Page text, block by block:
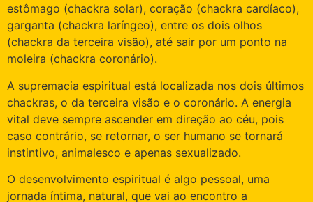
estômago (chackra solar), coração (chackra cardíaco),
garganta (chackra laríngeo), entre os dois olhos
(chackra da terceira visão), até sair por um ponto na
moleira (chackra coronário).
A supremacia espiritual está localizada nos dois últimos
chackras, o da terceira visão e o coronário. A energia
vital deve sempre ascender em direção ao céu, pois
caso contrário, se retornar, o ser humano se tornará
instintivo, animalesco e apenas sexualizado.
O desenvolvimento espiritual é algo pessoal, uma
jornada íntima, natural, que vai ao encontro a